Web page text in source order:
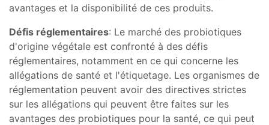
avantages et la disponibilité de ces produits.
Défis réglementaires: Le marché des probiotiques
d'origine végétale est confronté à des défis
réglementaires, notamment en ce qui concerne les
allégations de santé et l'étiquetage. Les organismes de
réglementation peuvent avoir des directives strictes
sur les allégations qui peuvent être faites sur les
avantages des probiotiques pour la santé, ce qui peut